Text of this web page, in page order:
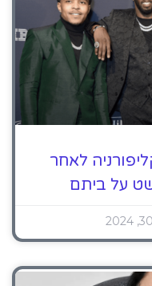
לאחר
על ביתם